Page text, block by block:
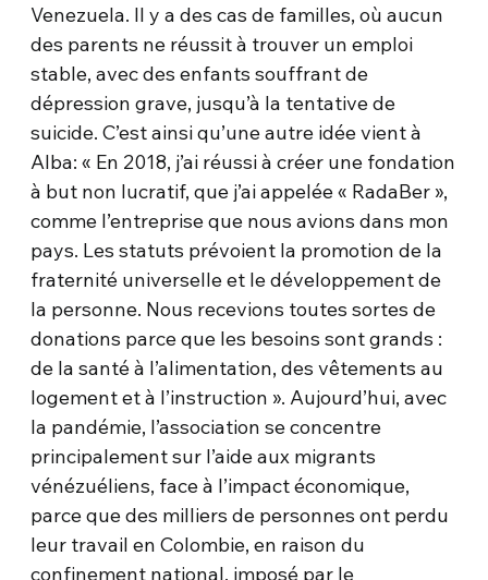
Venezuela. Il y a des cas de familles, où aucun
des parents ne réussit à trouver un emploi
stable, avec des enfants souffrant de
dépression grave, jusqu’à la tentative de
suicide. C’est ainsi qu’une autre idée vient à
Alba: « En 2018, j’ai réussi à créer une fondation
à but non lucratif, que j’ai appelée « RadaBer »,
comme l’entreprise que nous avions dans mon
pays. Les statuts prévoient la promotion de la
fraternité universelle et le développement de
la personne. Nous recevions toutes sortes de
donations parce que les besoins sont grands :
de la santé à l’alimentation, des vêtements au
logement et à l’instruction ». Aujourd’hui, avec
la pandémie, l’association se concentre
principalement sur l’aide aux migrants
vénézuéliens, face à l’impact économique,
parce que des milliers de personnes ont perdu
leur travail en Colombie, en raison du
confinement national, imposé par le